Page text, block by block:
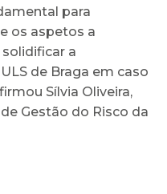
para
os aspetos a
a
de Braga em caso
Sílvia Oliveira,
Gestão do Risco da